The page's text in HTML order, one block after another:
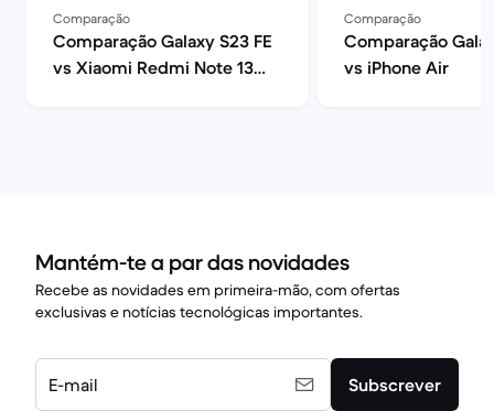
Comparação
Comparação Galaxy S23 FE
vs Xiaomi Redmi Note 13
Comparação
Comparação
vs iPhone Air
Mantém-te a par das novidades
Recebe as novidades em primeira-mão, com ofertas
exclusivas e notícias tecnológicas importantes.
E-mail Subscrever